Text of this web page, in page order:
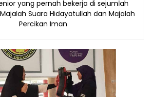
yang pernah bekerja di sejumlah
Suara Hidayatullah dan Majalah
Percikan Iman